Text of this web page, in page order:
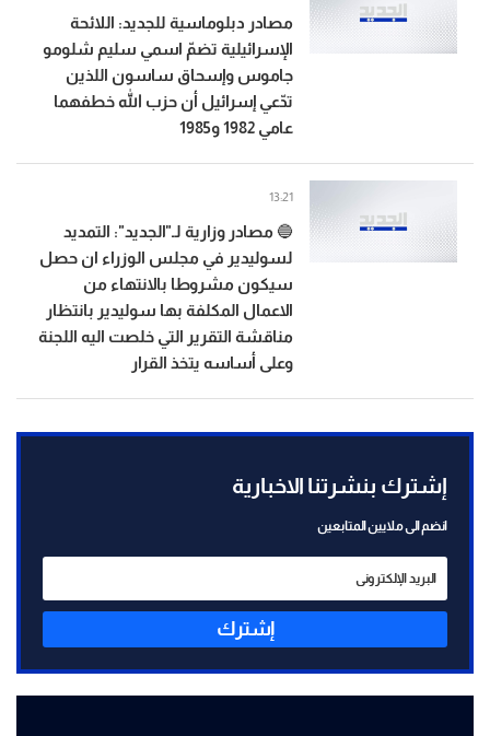
مصادر دبلوماسية للجديد: اللائحة
الإسرائيلية تضمّ اسمي سليم شلومو
جاموس وإسحاق ساسون اللذين
تدّعي إسرائيل أن حزب الله خطفهما
عامي 1982 و1985
🔵 مصادر وزارية لـ"الجديد": التمديد
لسوليدير في مجلس الوزراء ان حصل
سيكون مشروطا بالانتهاء من
الاعمال المكلفة بها سوليدير بانتظار
مناقشة التقرير التي خلصت اليه اللجنة
وعلى أساسه يتخذ القرار
13:21
إشترك بنشرتنا الاخبارية
انضم الى ملايين المتابعين
إشترك